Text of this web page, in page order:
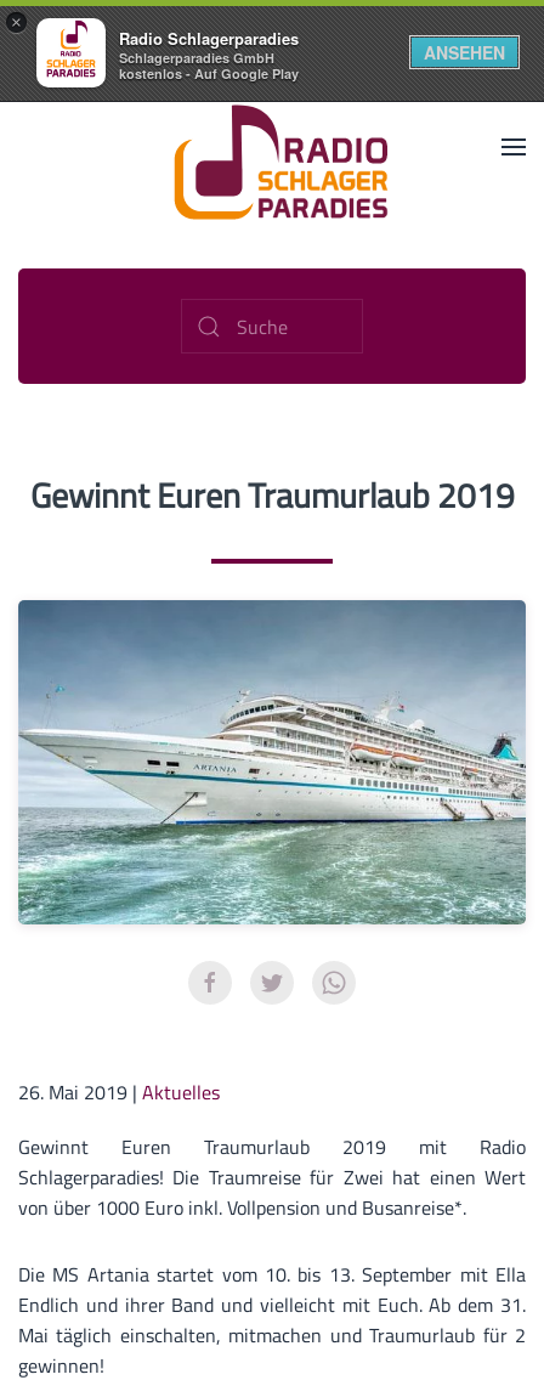
×
Radio Schlagerparadies
Schlagerparadies GmbH
kostenlos - Auf Google Play
ANSEHEN
Gewinnt Euren Traumurlaub 2019
26. Mai 2019 | Aktuelles
Gewinnt Euren Traumurlaub 2019 mit Radio
Schlagerparadies! Die Traumreise für Zwei hat einen Wert
von über 1000 Euro inkl. Vollpension und Busanreise*.
Die MS Artania startet vom 10. bis 13. September mit Ella
Endlich und ihrer Band und vielleicht mit Euch. Ab dem 31.
Mai täglich einschalten, mitmachen und Traumurlaub für 2
gewinnen!